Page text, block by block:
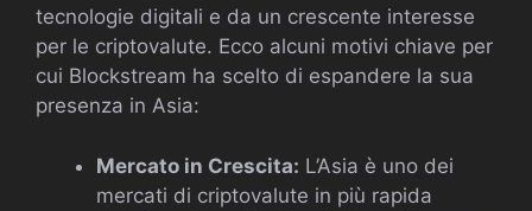
tecnologie digitali e da un crescente interesse
per le criptovalute. Ecco alcuni motivi chiave per
cui Blockstream ha scelto di espandere la sua
presenza in Asia:
Mercato in Crescita: L’Asia è uno dei
mercati di criptovalute in più rapida